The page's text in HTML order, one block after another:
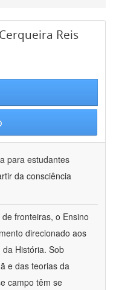
Reis
para estudantes
da consciência
fronteiras, o Ensino
direcionado aos
História. Sob
e das teorias da
campo têm se